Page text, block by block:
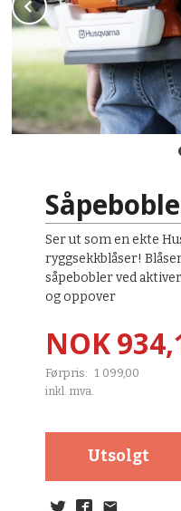
Ser ut som en ekte
ryggsekkblåser!
såpebobler ved
og oppover
Tilbud
NOK
Førpris: 1 099,00
Rabatt
inkl. mva.
Utsolgt